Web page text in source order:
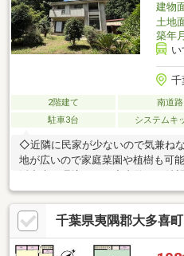
建物
土地
築年月
千
2階建て 南道路
駐車3台
システムキ
◇近隣に民家が少ないので気兼ね
地が広いので家庭菜園や植樹も可
ださい。
千葉県夷隅郡大多喜